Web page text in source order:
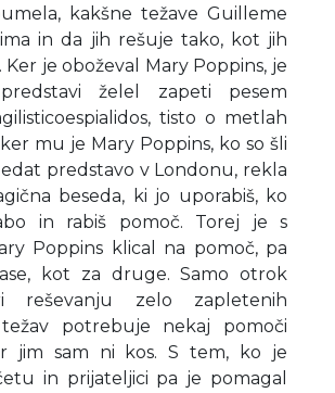
kakšne težave Guilleme
in da jih rešuje tako, kot jih
Ker je oboževal Mary Poppins, je
želel zapeti pesem
tisto o metlah
mu je Mary Poppins, ko so šli
predstavo v Londonu, rekla
beseda, ki jo uporabiš, ko
in rabiš pomoč. Torej je s
Poppins klical na pomoč, pa
kot za druge. Samo otrok
reševanju zelo zapletenih
težav potrebuje nekaj pomoči
jim sam ni kos. S tem, ko je
in prijateljici pa je pomagal